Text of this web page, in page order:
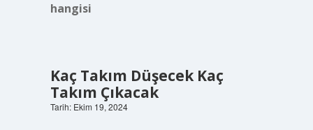
hangisi
Kaç Takım Düşecek Kaç
Takım Çıkacak
Tarih: Ekim 19, 2024